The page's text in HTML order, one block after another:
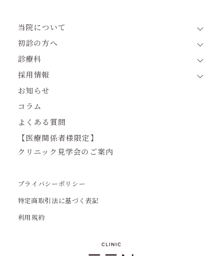
当院について
初診の方へ
診療科
採用情報
お知らせ
コラム
よくある質問
【医療関係者様限定】
クリニック見学会のご案内
プライバシーポリシー
特定商取引法に基づく表記
利用規約